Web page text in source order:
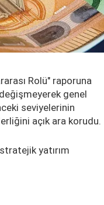
Rolü" raporuna
genel
seviyelerinin
açık ara korudu.
yatırım